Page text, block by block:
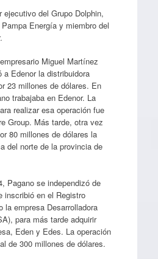
ejecutivo del Grupo Dolphin,
Energía y miembro del
Miguel Martínez
a Edenor la distribuidora
23 millones de dólares. En
trabajaba en Edenor. La
realizar esa operación fue
Group. Más tarde, otra vez
80 millones de dólares la
del norte de la provincia de
Pagano se independizó de
inscribió en el Registro
la empresa Desarrolladora
para más tarde adquirir
Eden y Edes. La operación
de 300 millones de dólares.